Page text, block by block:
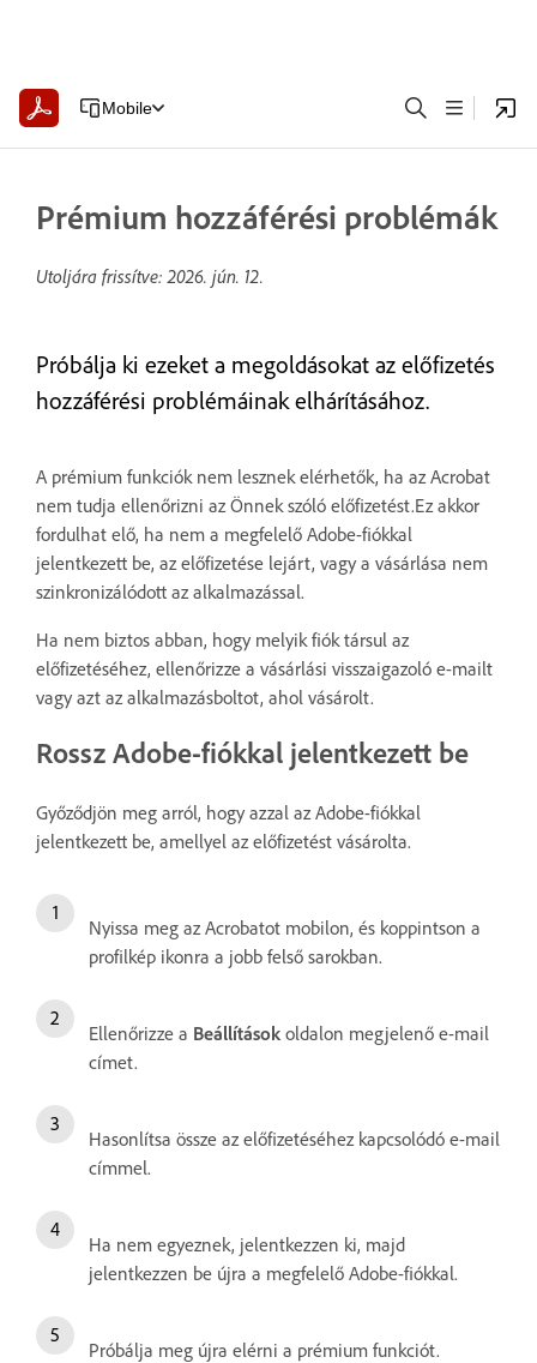
Mobile
Prémium hozzáférési problémák
Utoljára frissítve:2026. jún. 12.
Próbálja ki ezeket a megoldásokat az előfizetés
hozzáférési problémáinak elhárításához.
A prémium funkciók nem lesznek elérhetők, ha az Acrobat
nem tudja ellenőrizni az Önnek szóló előfizetést.Ez akkor
fordulhat elő, ha nem a megfelelő Adobe-fiókkal
jelentkezett be, az előfizetése lejárt, vagy a vásárlása nem
szinkronizálódott az alkalmazással.
Ha nem biztos abban, hogy melyik fiók társul az
előfizetéséhez, ellenőrizze a vásárlási visszaigazoló e-mailt
vagy azt az alkalmazásboltot, ahol vásárolt.
Rossz Adobe-fiókkal jelentkezett be
Győződjön meg arról, hogy azzal az Adobe-fiókkal
jelentkezett be, amellyel az előfizetést vásárolta.
Nyissa meg az Acrobatot mobilon, és koppintson a
profilkép ikonra a jobb felső sarokban.
Ellenőrizze a Beállítások oldalon megjelenő e-mail
címet.
Hasonlítsa össze az előfizetéséhez kapcsolódó e-mail
címmel.
Ha nem egyeznek, jelentkezzen ki, majd
jelentkezzen be újra a megfelelő Adobe-fiókkal.
Próbálja meg újra elérni a prémium funkciót.